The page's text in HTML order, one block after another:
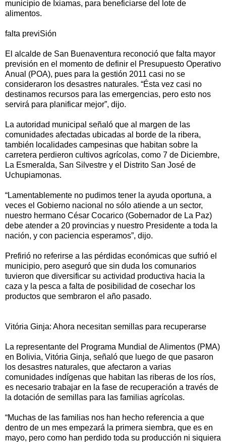
municipio de Ixiamas, para beneficiarse del lote de
alimentos.
falta previSión
El alcalde de San Buenaventura reconoció que falta mayor
previsión en el momento de definir el Presupuesto Operativo
Anual (POA), pues para la gestión 2011 casi no se
consideraron los desastres naturales. “Ésta vez casi no
destinamos recursos para las emergencias, pero esto nos
servirá para planificar mejor”, dijo.
La autoridad municipal señaló que al margen de las
comunidades afectadas ubicadas al borde de la ribera,
también localidades campesinas que habitan sobre la
carretera perdieron cultivos agrícolas, como 7 de Diciembre,
La Esmeralda, San Silvestre y el Distrito San José de
Uchupiamonas.
“Lamentablemente no pudimos tener la ayuda oportuna, a
veces el Gobierno nacional no sólo atiende a un sector,
nuestro hermano César Cocarico (Gobernador de La Paz)
debe atender a 20 provincias y nuestro Presidente a toda la
nación, y con paciencia esperamos”, dijo.
Prefirió no referirse a las pérdidas económicas que sufrió el
municipio, pero aseguró que sin duda los comunarios
tuvieron que diversificar su actividad productiva hacia la
caza y la pesca a falta de posibilidad de cosechar los
productos que sembraron el año pasado.
Vitória Ginja: Ahora necesitan semillas para recuperarse
La representante del Programa Mundial de Alimentos (PMA)
en Bolivia, Vitória Ginja, señaló que luego de que pasaron
los desastres naturales, que afectaron a varias
comunidades indígenas que habitan las riberas de los ríos,
es necesario trabajar en la fase de recuperación a través de
la dotación de semillas para las familias agrícolas.
“Muchas de las familias nos han hecho referencia a que
dentro de un mes empezará la primera siembra, que es en
mayo, pero como han perdido toda su producción ni siquiera